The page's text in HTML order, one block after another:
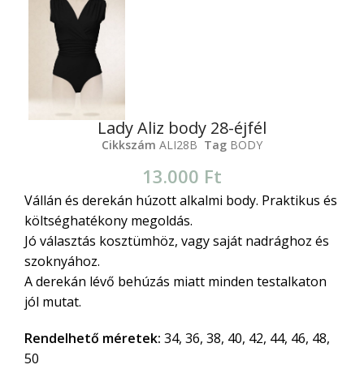
Lady Aliz body 28-éjfél
Cikkszám ALI28B Tag BODY
13.000 Ft
Vállán és derekán húzott alkalmi body. Praktikus és
költséghatékony megoldás.
Jó választás kosztümhöz, vagy saját nadrághoz és
szoknyához.
A derekán lévő behúzás miatt minden testalkaton
jól mutat.
Rendelhető méretek: 34, 36, 38, 40, 42, 44, 46, 48,
50